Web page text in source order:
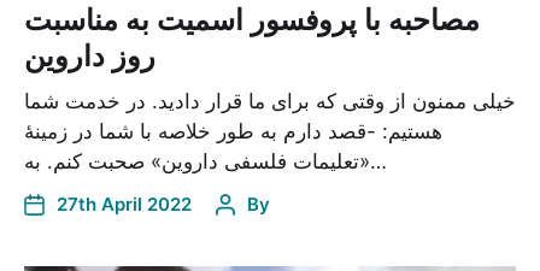
مصاحبه با پروفسور اسمیت به مناسبت
روز داروین
خیلی ممنون از وقتی که برای ما قرار دادید. در خدمت شما
هستیم: -قصد دارم به طور خلاصه با شما در زمینۀ
«تعلیمات فلسفی داروین» صحبت کنم. به…
27th April 2022 By